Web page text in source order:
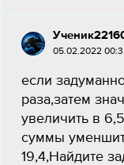
05.02.2022
если
раза,затем
увеличить в
суммы
19,4,Найдите